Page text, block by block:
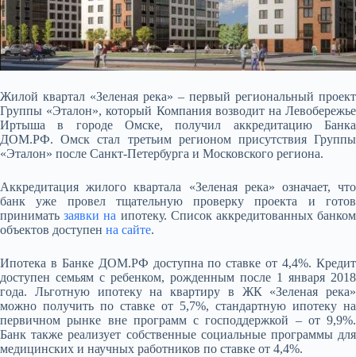
Жилой квартал «Зеленая река» – первый региональный проект
Группы «Эталон», который Компания возводит на Левобережье
Иртыша в городе Омске, получил аккредитацию Банка
ДОМ.РФ. Омск стал третьим регионом присутствия Группы
«Эталон» после Санкт-Петербурга и Московского региона.
Аккредитация жилого квартала «Зеленая река» означает, что
банк уже провел тщательную проверку проекта и готов
приниматьзаявки на ипотеку. Список аккредитованных банком
объектов доступен на сайте.
Ипотека в Банке ДОМ.РФ доступна по ставке от 4,4%. Кредит
доступен семьям с ребенком, рожденным после 1 января 2018
года. Льготную ипотеку на квартиру в ЖК «Зеленая река»
можно получить по ставке от 5,7%, стандартную ипотеку на
первичном рынке вне программ с господдержкой – от 9,9%.
Банк также реализует собственные социальные программы для
медицинских и научных работников по ставке от 4,4%.